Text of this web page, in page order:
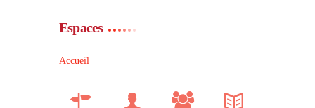
Espaces
Accueil